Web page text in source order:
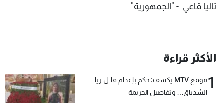
تاليا قاعي - "الجمهورية"
الأكثر قراءة
1
موقع MTV يكشف: حكم بإعدام قاتل ريا
الشدياق… وتفاصيل الجريمة